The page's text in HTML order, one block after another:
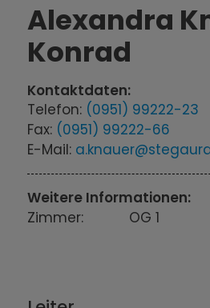
Alexandra
Konrad
Kontaktdaten:
Telefon: (0951) 99222-23
Fax: (0951) 99222-66
E-Mail:
Weitere Informationen:
Zimmer:
OG 1